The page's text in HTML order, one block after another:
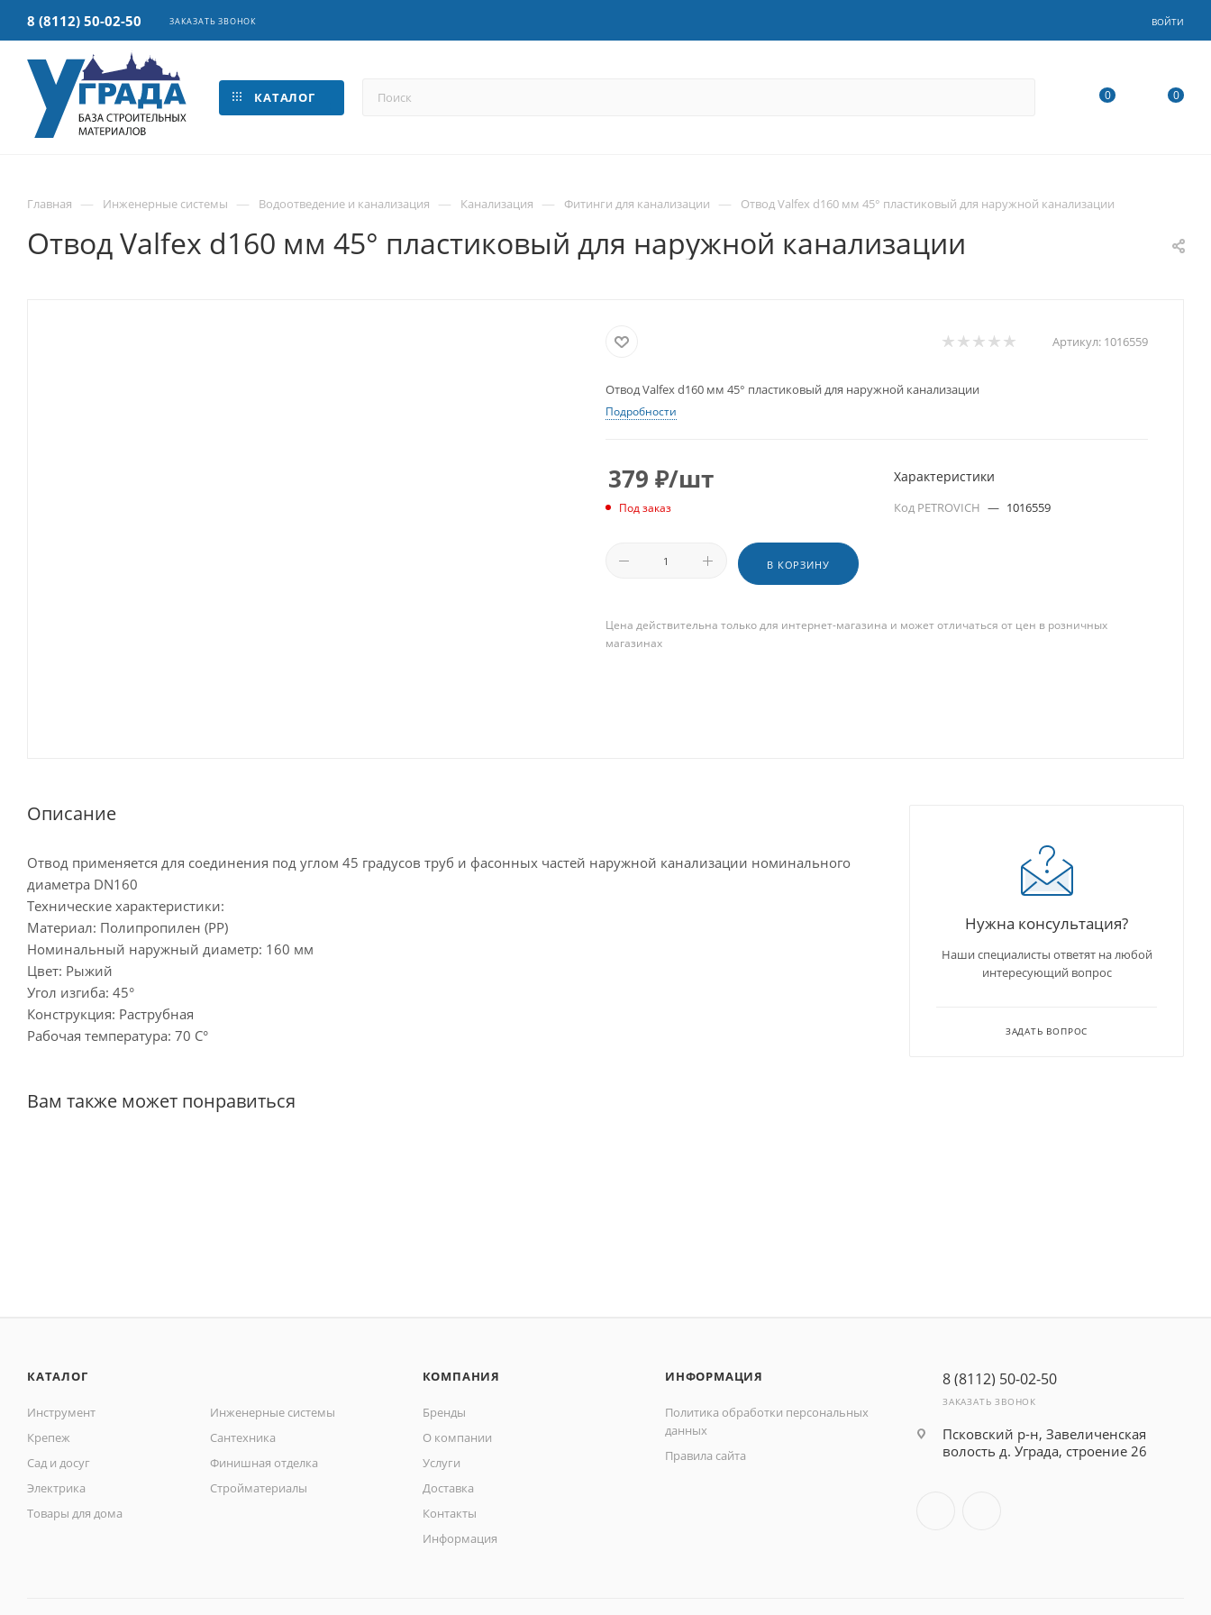
8 (8112) 50-02-50 ЗАКАЗАТЬ ЗВОНОК ВОЙТИ
КАТАЛОГ 0 0
Главная — Инженерные системы — Водоотведение и канализация — Канализация — Фитинги для канализации — Отвод Valfex d160 мм 45° пластиковый для наружной канализации
Отвод Valfex d160 мм 45° пластиковый для наружной канализации
Артикул: 1016559
Отвод Valfex d160 мм 45° пластиковый для наружной канализации
Подробности
379 ₽/шт
Под заказ
В КОРЗИНУ
Характеристики
Код PETROVICH — 1016559
Цена действительна только для интернет-магазина и может отличаться от цен в розничных
магазинах
Описание
Отвод применяется для соединения под углом 45 градусов труб и фасонных частей наружной канализации номинального
диаметра DN160
Технические характеристики:
Материал: Полипропилен (PP)
Номинальный наружный диаметр: 160 мм
Цвет: Рыжий
Угол изгиба: 45°
Конструкция: Раструбная
Рабочая температура: 70 С°
Вам также может понравиться
Нужна консультация?
Наши специалисты ответят на любой
интересующий вопрос
ЗАДАТЬ ВОПРОС
КАТАЛОГ
Инструмент
Инженерные системы
Крепеж
Сантехника
Сад и досуг
Финишная отделка
Электрика
Стройматериалы
Товары для дома
КОМПАНИЯ
Бренды
О компании
Услуги
Доставка
Контакты
Информация
ИНФОРМАЦИЯ
Политика обработки персональных
данных
Правила сайта
8 (8112) 50-02-50
ЗАКАЗАТЬ ЗВОНОК
Псковский р-н, Завеличенская
волость д. Уграда, строение 26